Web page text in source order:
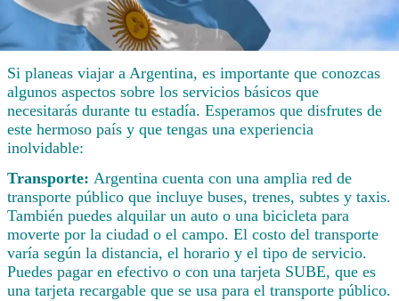
Si planeas viajar a Argentina, es importante que conozcas
algunos aspectos sobre los servicios básicos que
necesitarás durante tu estadía. Esperamos que disfrutes de
este hermoso país y que tengas una experiencia
inolvidable:
Transporte: Argentina cuenta con una amplia red de
transporte público que incluye buses, trenes, subtes y taxis.
También puedes alquilar un auto o una bicicleta para
moverte por la ciudad o el campo. El costo del transporte
varía según la distancia, el horario y el tipo de servicio.
Puedes pagar en efectivo o con una tarjeta SUBE, que es
una tarjeta recargable que se usa para el transporte público.